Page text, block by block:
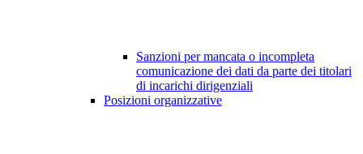
Sanzioni per mancata o incompleta
comunicazione dei dati da parte dei titolari
di incarichi dirigenziali
Posizioni organizzative